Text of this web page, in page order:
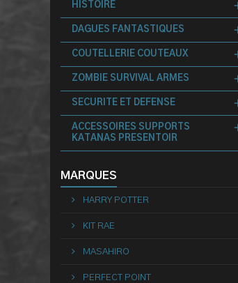
HISTOIRE
DAGUES FANTASTIQUES
COUTELLERIE COUTEAUX
ZOMBIE SURVIVAL ARMES
SECURITE ET DEFENSE
ACCESSOIRES SUPPORTS
KATANAS PRESENTOIR
MARQUES
HARRY POTTER
KIT RAE
MASAHIRO
PERFECT POINT